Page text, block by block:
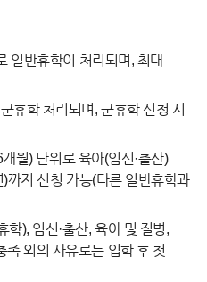
일반휴학이 처리되며, 최대
휴학 처리되며, 군휴학 신청 시
월) 단위로 육아(임신·출산)
까지 신청 가능(다른 일반휴학과
학), 임신·출산, 육아 및 질병,
외의 사유로는 입학 후 첫